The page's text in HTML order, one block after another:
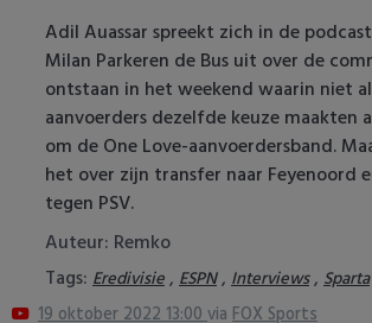
FC Twente
FC Utrecht
Feyenoord
Heracles Almelo
NAC Breda
Vrouwenvoetbal
Champions League
Europa League
Conference League
Adil Auassar spreekt zich in de
Milan Parkeren de Bus uit over de
ontstaan in het weekend waarin niet
aanvoerders dezelfde keuze maakten
om de One Love-aanvoerdersband.
het over zijn transfer naar Feyenoord
tegen PSV.
Auteur: Remko
Tags: Eredivisie, ESPN, Interviews, Sparta
19 oktober 2022 13:00via FOX Sports